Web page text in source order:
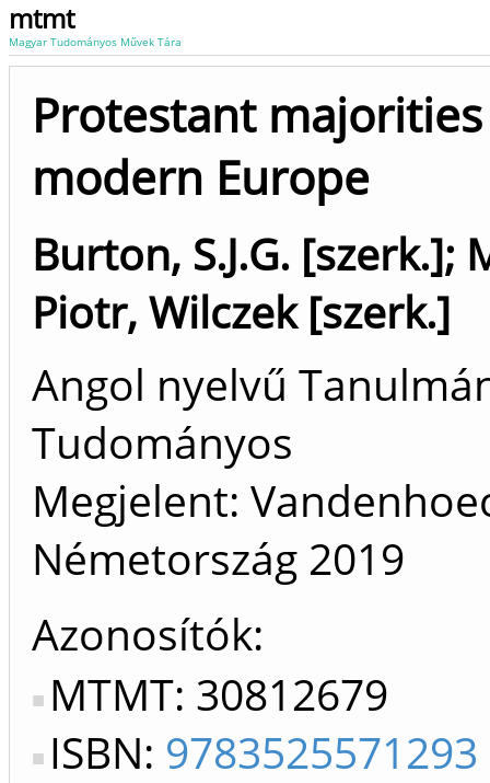
mtmt
Magyar Tudományos Művek Tára
Protestant
modern Europe
Burton, S.J.G. [szerk.];
Piotr, Wilczek [szerk.]
Angol nyelvű
Tudományos
Megjelent:
Németország 2019
Azonosítók
MTMT: 30812679
ISBN: 9783525571293